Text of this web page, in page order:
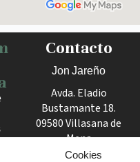
Cookies
activar el mapaContacto
Jon Jareño
Avda. Eladio
Bustamante 18.
09580 Villasana de
Mena
España